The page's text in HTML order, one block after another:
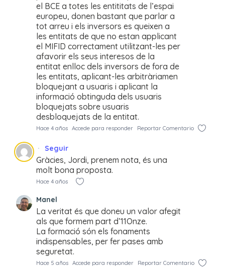
el BCE a totes les entititats de l’espai
europeu, donen bastant que parlar a
tot arreu i els inversors es queixen a
les entitats de que no estan applicant
el MIFID correctament utilitzant-les per
afavorir els seus interesos de la
entitat enlloc dels inversors de fora de
les entitats, aplicant-les arbitràriamen
bloquejant a usuaris i aplicant la
informació obtinguda dels usuaris
bloquejats sobre usuaris
desbloquejats de la entitat.
Hace 4 años Accede para responder Reportar Comentario
Seguir
Gràcies, Jordi, prenem nota, és una
molt bona proposta.
Hace 4 años
Manel
La veritat és que doneu un valor afegit
als que formem part d’11Onze.
La formació són els fonaments
indispensables, per fer pases amb
seguretat.
Hace 5 años Accede para responder Reportar Comentario